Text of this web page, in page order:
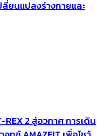
ยนแปลงร่างกายและ
2 สู่อวกาศ การเดิน